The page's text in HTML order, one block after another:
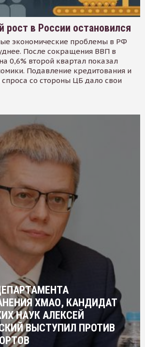
рост в России остановился
экономические проблемы в РФ
После сокращения ВВП в
0,6% второй квартал показал
Подавление кредитования и
спроса со стороны ЦБ дало свои
ХМАО, КАНДИДАТ
НАУК АЛЕКСЕЙ
ВЫСТУПИЛ ПРОТИВ